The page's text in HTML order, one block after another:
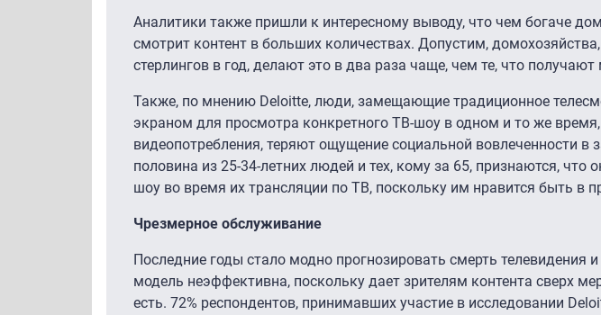
Аналитики также пришли к интересному выводу, что чем богаче
смотрит контент в больших количествах. Допустим,
стерлингов в год, делают это в два раза чаще, чем те, что
Также, по мнению Deloitte, люди, замещающие традиционное
экраном для просмотра конкретного ТВ-шоу в одном и то же
видеопотребления, теряют ощущение социальной вовлеченности
половина из 25-34-летних людей и тех, кому за 65, признаются,
шоу во время их трансляции по ТВ, поскольку им нравится быть в
Чрезмерное обслуживание
Последние годы стало модно прогнозировать смерть телевидения
модель неэффективна, поскольку дает зрителям контента сверх
есть. 72% респондентов, принимавших участие в исследовании